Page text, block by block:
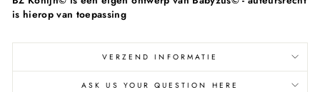
is hierop van toepassing
VERZEND INFORMATIE
ASK US YOUR QUESTION HERE